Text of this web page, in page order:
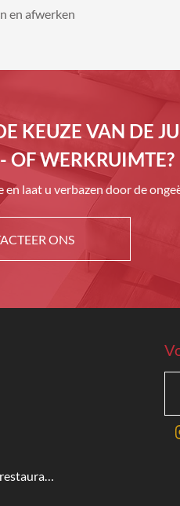
en afwerken
KEUZE VAN DE
WERKRUIMTE?
laat u verbazen door de
ONS